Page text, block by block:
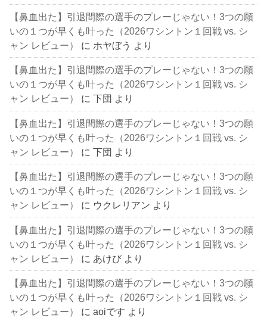
【鼻血出た】引退間際の選手のプレーじゃない！3つの願
いの１つが早くも叶った（2026ワシントン１回戦 vs. シ
ャン レビュー）
に ホヤぼう より
【鼻血出た】引退間際の選手のプレーじゃない！3つの願
いの１つが早くも叶った（2026ワシントン１回戦 vs. シ
ャン レビュー）
に下団 より
【鼻血出た】引退間際の選手のプレーじゃない！3つの願
いの１つが早くも叶った（2026ワシントン１回戦 vs. シ
ャン レビュー）
に下団 より
【鼻血出た】引退間際の選手のプレーじゃない！3つの願
いの１つが早くも叶った（2026ワシントン１回戦 vs. シ
ャン レビュー）
に ウクレリアン より
【鼻血出た】引退間際の選手のプレーじゃない！3つの願
いの１つが早くも叶った（2026ワシントン１回戦 vs. シ
ャン レビュー）
に あけび より
【鼻血出た】引退間際の選手のプレーじゃない！3つの願
いの１つが早くも叶った（2026ワシントン１回戦 vs. シ
ャン レビュー）
にaoiです より